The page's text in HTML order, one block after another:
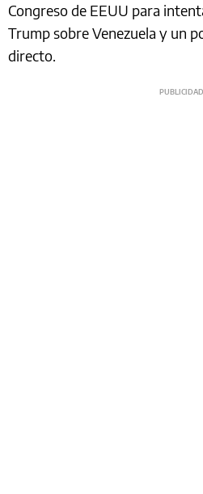
Congreso de EEUU para
Trump sobre Venezuela y un
directo.